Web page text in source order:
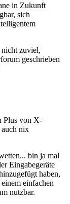
in Zukunft
sich
nicht zuviel,
geschrieben
Plus von X-
nix
bin ja mal
Eingabegeräte
haben,
einfachen
nutzbar.